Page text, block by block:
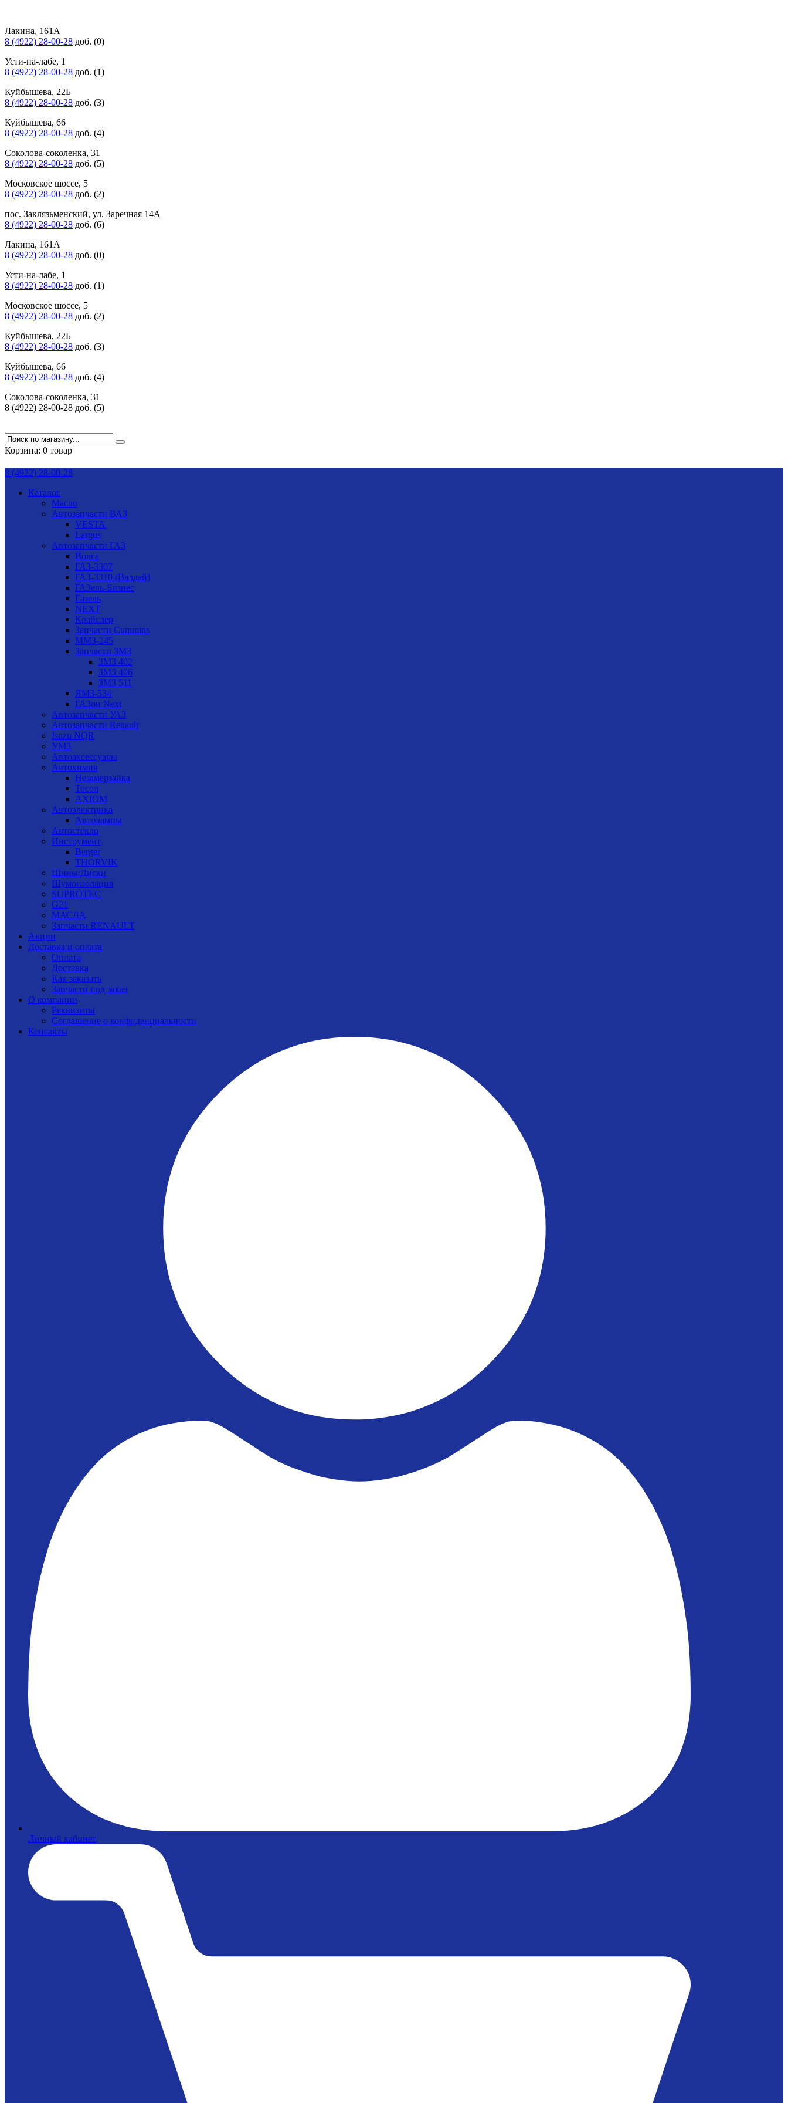
Лакина, 161А
8 (4922) 28-00-28 доб. (0)
Усти-на-лабе, 1
8 (4922) 28-00-28 доб. (1)
Куйбышева, 22Б
8 (4922) 28-00-28 доб. (3)
Куйбышева, 66
8 (4922) 28-00-28 доб. (4)
Соколова-соколенка, 31
8 (4922) 28-00-28 доб. (5)
Московское шоссе, 5
8 (4922) 28-00-28 доб. (2)
пос. Заклязьменский, ул. Заречная 14А
8 (4922) 28-00-28 доб. (6)
Лакина, 161А
8 (4922) 28-00-28 доб. (0)
Усти-на-лабе, 1
8 (4922) 28-00-28 доб. (1)
Московское шоссе, 5
8 (4922) 28-00-28 доб. (2)
Куйбышева, 22Б
8 (4922) 28-00-28 доб. (3)
Куйбышева, 66
8 (4922) 28-00-28 доб. (4)
Соколова-соколенка, 31
8 (4922) 28-00-28 доб. (5)
Корзина: 0 товар
8 (4922) 28-00-28
Каталог
Масло
Автозапчасти ВАЗ
VESTA
Largus
Автозапчасти ГАЗ
Волга
ГАЗ-3307
ГАЗ-3310 (Валдай)
ГАЗель-Бизнес
Газель
NEXT
Крайслер
Запчасти Cummins
ММЗ-245
Запчасти ЗМЗ
ЗМЗ 402
ЗМЗ 406
ЗМЗ 511
ЯМЗ-534
ГАЗон Next
Автозапчасти УАЗ
Автозапчасти Renault
Isuzu NQR
УМЗ
Автоаксессуары
Автохимия
Незамерзайка
Тосол
AXIOM
Автоэлектрика
Автолампы
Автостекло
Инструмент
Berger
THORVIK
Шины/Диски
Шумоизоляция
SUPROTEC
G21
МАСЛА
Запчасти RENAULT
Акции
Доставка и оплата
Оплата
Доставка
Как заказать
Запчасти под заказ
О компании
Реквизиты
Соглашение о конфиденциальности
Контакты
Личный кабинет